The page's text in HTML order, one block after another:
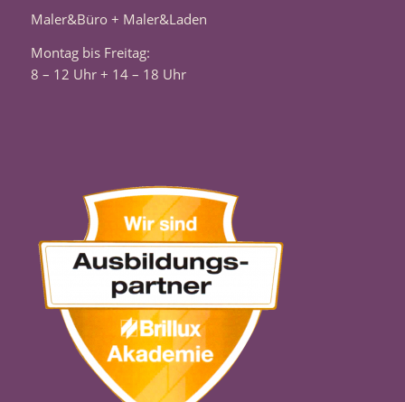
Maler&Büro + Maler&Laden
Montag bis Freitag:
8 – 12 Uhr + 14 – 18 Uhr